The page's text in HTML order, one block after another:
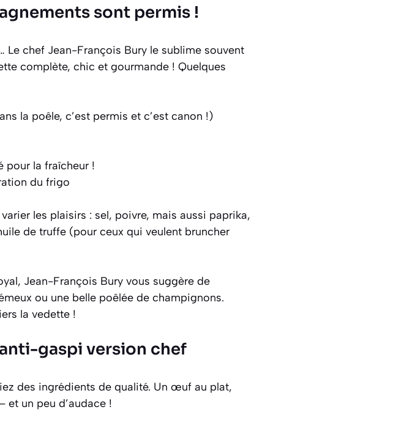
sont permis !
Le chef Jean-François Bury le sublime souvent
complète, chic et gourmande ! Quelques
la poêle, c’est permis et c’est canon !)
pour la fraîcheur !
du frigo
les plaisirs : sel, poivre, mais aussi paprika,
de truffe (pour ceux qui veulent bruncher
Jean-François Bury vous suggère de
ou une belle poêlée de champignons.
la vedette !
gaspi version chef
des ingrédients de qualité. Un œuf au plat,
et un peu d’audace !